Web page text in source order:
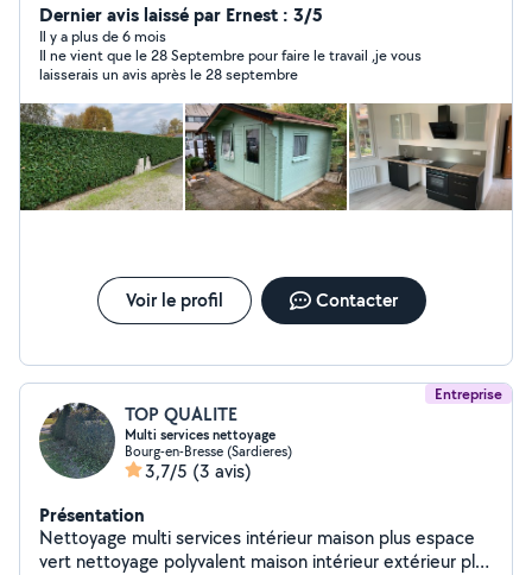
expériences et compétences dans plusieurs domaines.
J'ai eu aussi une expérience d'une année au cœur d'une
entreprise d'informatique. Puis je suis retourné 15 ans
dans des entreprises du paysages avant de me lancer à
mon propre compte. Fort de toutes ces différentes
expériences, je peux vous proposer mes services dans
de nombreux domaines
Dernier avis laissé par Ernest : 3/5
Il y a plus de 6 mois
Il ne vient que le 28 Septembre pour faire le travail ,je vous
laisserais un avis après le 28 septembre
Voir le profil Contacter
Entreprise
TOP QUALITE
Multi services nettoyage
Bourg-en-Bresse (Sardieres)
3,7/5 (3 avis)
Présentation
Nettoyage multi services intérieur maison plus espace
vert nettoyage polyvalent maison intérieur extérieur plus